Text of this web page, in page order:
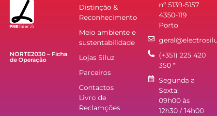
NORTE2030 – Ficha
de Operação
Distinção &
Reconhecimento
Meio ambiente e
sustentabilidade
Lojas Siluz
Parceiros
Contactos
Livro de
Reclamções
nº 5139-5157
4350-119
Porto
(+351) 225 420
350 *
Segunda a
Sexta:
09h00 às
12h30 / 14h00